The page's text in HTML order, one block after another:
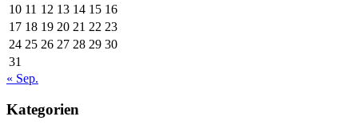
10 11 12 13 14 15 16
17 18 19 20 21 22 23
24 25 26 27 28 29 30
31
« Sep.
Kategorien